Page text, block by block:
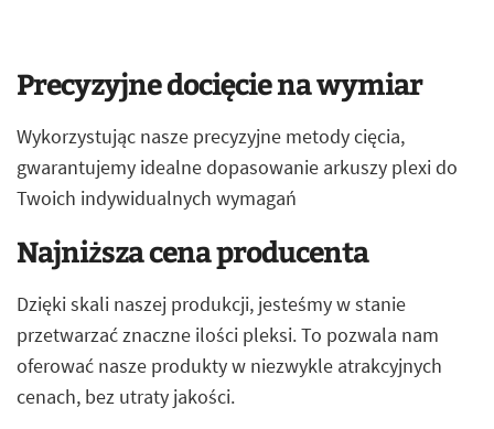
Precyzyjne docięcie na wymiar
Wykorzystując nasze precyzyjne metody cięcia,
gwarantujemy idealne dopasowanie arkuszy plexi do
Twoich indywidualnych wymagań
Najniższa cena producenta
Dzięki skali naszej produkcji, jesteśmy w stanie
przetwarzać znaczne ilości pleksi. To pozwala nam
oferować nasze produkty w niezwykle atrakcyjnych
cenach, bez utraty jakości.